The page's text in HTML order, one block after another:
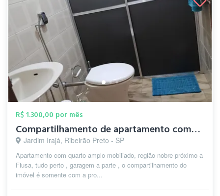
R$ 1.300,00 por mês
Compartilhamento de apartamento completo
Jardim Irajá, Ribeirão Preto - SP
Apartamento com quarto amplo mobiliado, região nobre próximo a
Fiusa, tudo perto , garagem a parte , o compartilhamento do
imóvel é somente com a pro...